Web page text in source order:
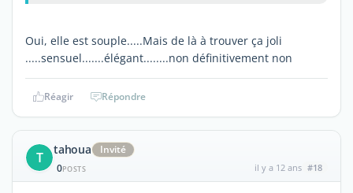
Oui, elle est souple.....Mais de là à trouver ça joli
.....sensuel.......élégant........non définitivement non
Réagir Répondre
T tahoua
Invité
0POSTS il y a 12 ans #18